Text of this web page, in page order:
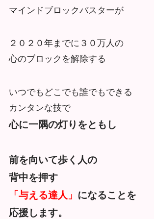
マインドブロックバスターが
２０２０年までに３０万人の
心のブロックを解除する
いつでもどこでも誰でもできる
カンタンな技で
心に一隅の灯りをともし
前を向いて歩く人の
背中を押す
「与える達人」 になることを
応援します。